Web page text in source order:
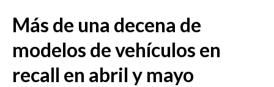
Más de una decena de
modelos de vehículos en
recall en abril y mayo